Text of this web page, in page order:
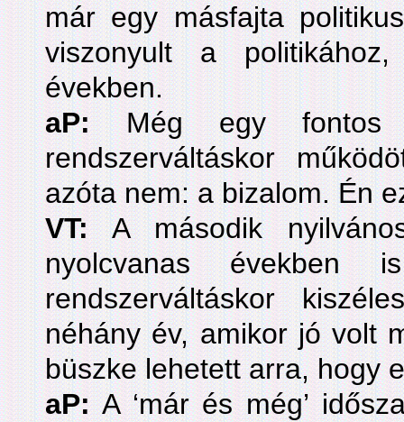
már egy másfajta
viszonyult a
években.
aP:Még egy fontos
rendszerváltáskor
azóta nem: a bizalom. Én
VT:A második
nyolcvanas
rendszerváltáskor
néhány év, amikor jó volt
büszke lehetett arra, hogy
aP:A ‘már és még’